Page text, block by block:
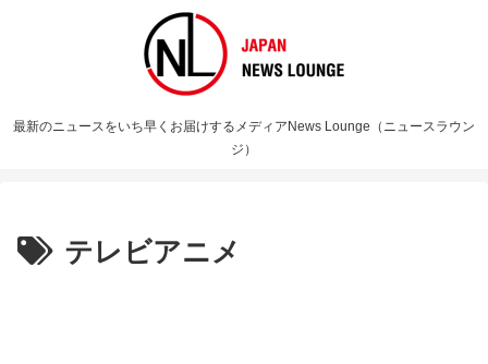
最新のニュースをいち早くお届けするメディアNews Lounge（ニュースラウン
ジ）
テレビアニメ